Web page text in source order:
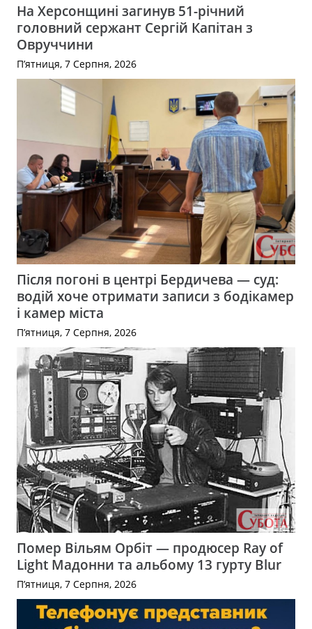
На Херсонщині загинув 51-річний
головний сержант Сергій Капітан з
Овруччини
П’ятниця, 7 Серпня, 2026
Після погоні в центрі Бердичева — суд:
водій хоче отримати записи з бодікамер
і камер міста
П’ятниця, 7 Серпня, 2026
Помер Вільям Орбіт — продюсер Ray of
Light Мадонни та альбому 13 гурту Blur
П’ятниця, 7 Серпня, 2026